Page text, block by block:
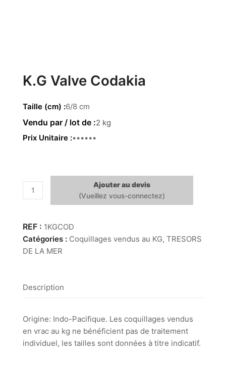
K.G Valve Codakia
Taille (cm) 6/8 cm
2 kg
Prix Unitaire 4.32 €
quantité
de
Valve
Codakia
Ajouter au devis
1KGCOD
Catégories : Coquillages vendus au KG, TRESORS
DE LA MER
Description
Origine: Indo-Pacifique. Les coquillages vendus
en vrac au kg ne bénéficient pas de traitement
individuel, les tailles sont données à titre indicatif.